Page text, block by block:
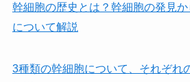
幹細胞の歴史とは？幹細胞の発見
について解説
3種類の幹細胞について、それぞれ